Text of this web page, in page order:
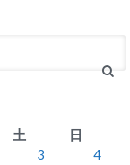
土
日
3
4